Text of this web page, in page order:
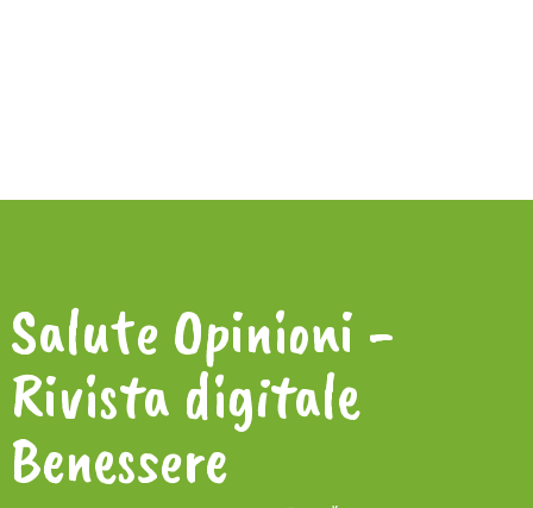
Salute Opinioni -
Rivista digitale
Benessere